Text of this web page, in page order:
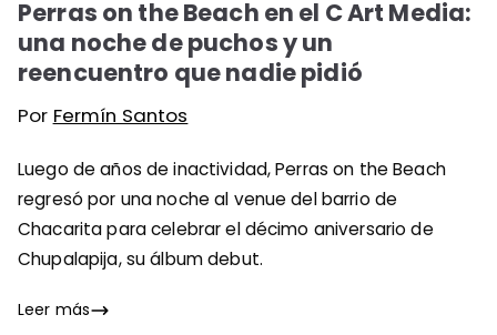
Perras on the Beach en el C Art Media:
una noche de puchos y un
reencuentro que nadie pidió
Por Fermín Santos
Luego de años de inactividad, Perras on the Beach
regresó por una noche al venue del barrio de
Chacarita para celebrar el décimo aniversario de
Chupalapija, su álbum debut.
Leer más